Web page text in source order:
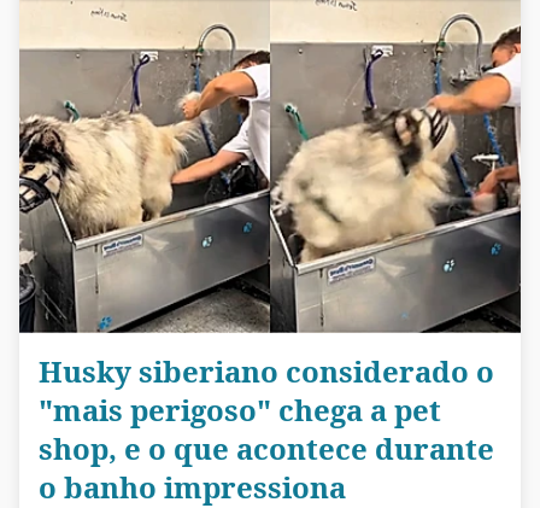
Husky siberiano considerado o
"mais perigoso" chega a pet
shop, e o que acontece durante
o banho impressiona